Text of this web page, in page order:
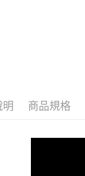
明 商品規格